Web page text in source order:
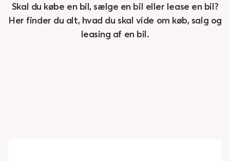
Skal du købe en bil, sælge en bil eller lease en bil?
Her finder du alt, hvad du skal vide om køb, salg og
leasing af en bil.